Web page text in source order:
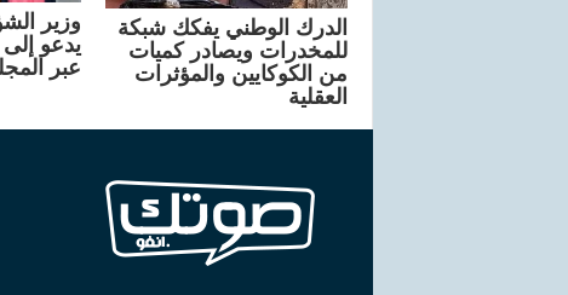
الدرك الوطني يفكك شبكة
للمخدرات ويصادر كميات
من الكوكايين والمؤثرات
العقلية
وزير
يدعو
عبر